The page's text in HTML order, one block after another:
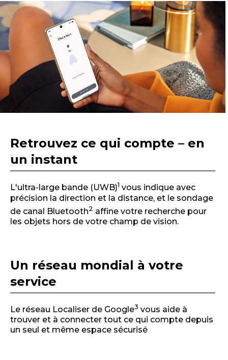
I
t
e
m
o
Retrouvez ce qui compte – en
un instant
L'ultra-large bande (UWB)1 vous indique avec
précision la direction et la distance, et le sondage
de canal Bluetooth2 affine votre recherche pour
les objets hors de votre champ de vision.
Un réseau mondial à votre
service
Le réseau Localiser de Google3 vous aide à
trouver et à connecter tout ce qui compte depuis
un seul et même espace sécurisé